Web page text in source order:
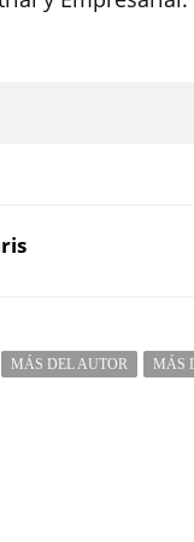
MÁS DEL AUTOR MÁS